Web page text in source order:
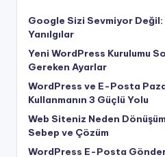
Google Sizi Sevmiyor
Yanılgılar
Yeni WordPress Kurulumu
Gereken Ayarlar
WordPress ve E-Posta
Kullanmanın 3 Güçlü Yolu
Web Siteniz Neden
Sebep ve Çözüm
WordPress E-Posta